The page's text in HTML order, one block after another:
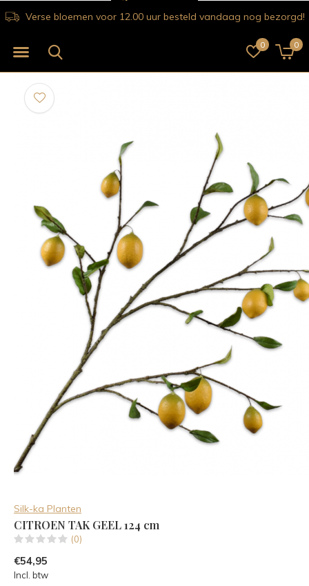
0 0
Verse bloemen voor 12.00 uur besteld vandaag nog bezorgd!
Silk-ka Planten
CITROEN TAK GEEL 124 cm
(0)
€54,95
Incl. btw